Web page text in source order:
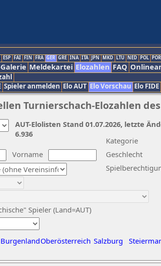
ESP FAI FIN FRA GER GRE INA ITA JPN MKD LTU NED POL POR
Meldekartei Elozahlen FAQ
Spieler anmelden Elo AUT Elo Vorschau Elo FIDE
Turnierschach-Elozahlen des
Vorname
Kategorie
Geschlecht
Spieler (Land=AUT)
BurgenlandOberösterreich Salzburg
AUT-Elolisten Stand 01.07.2026, letzte
6.936